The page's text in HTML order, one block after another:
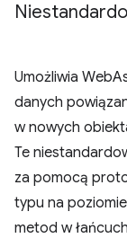
Umożliwia
danych
w nowych
Te
za pomocą
typu na
metod w